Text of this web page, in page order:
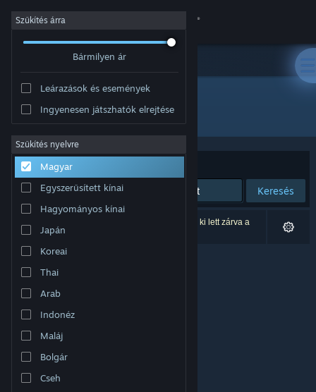
Bejelentkezés
Névjegy
Támogatás
Nyelvváltás
A Steam mobilalkalmazás beszerzése
Asztali weboldalra váltás
Szűkítés árra
Bármilyen ár
Leárazások és események
Ingyenesen játszhatók elrejtése
Szűkítés nyelvre
Magyar
Egyszerűsített kínai
Hagyományos kínai
Japán
Koreai
Thai
Arab
Indonéz
Maláj
Bolgár
Cseh
Fejlesztő: UnChild Games
Rendezés Relevancia
Keresés
0 eredmény felel meg a keresésednek. 3 termék ki lett zárva a
beállításaid alapján.